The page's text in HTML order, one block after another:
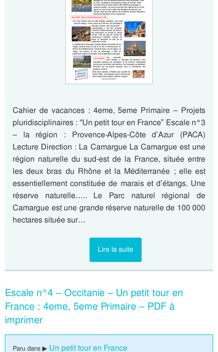
Cahier de vacances : 4eme, 5eme Primaire – Projets
pluridisciplinaires : “Un petit tour en France” Escale n°3
– la région : Provence-Alpes-Côte d’Azur (PACA)
Lecture Direction : La Camargue La Camargue est une
région naturelle du sud-est de la France, située entre
les deux bras du Rhône et la Méditerranée ; elle est
essentiellement constituée de marais et d’étangs. Une
réserve naturelle….. Le Parc naturel régional de
Camargue est une grande réserve naturelle de 100 000
hectares située sur…
Lire la suite
Escale n°4 – Occitanie – Un petit tour en
France : 4eme, 5eme Primaire – PDF à
imprimer
Paru dans ▶ Un petit tour en France